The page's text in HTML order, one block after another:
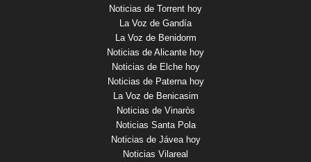
Noticias de Torrent hoy
La Voz de Gandía
La Voz de Benidorm
Noticias de Alicante hoy
Noticias de Elche hoy
Noticias de Paterna hoy
La Voz de Benicasim
Noticias de Vinaròs
Noticias Santa Pola
Noticias de Jávea hoy
Noticias Vilareal